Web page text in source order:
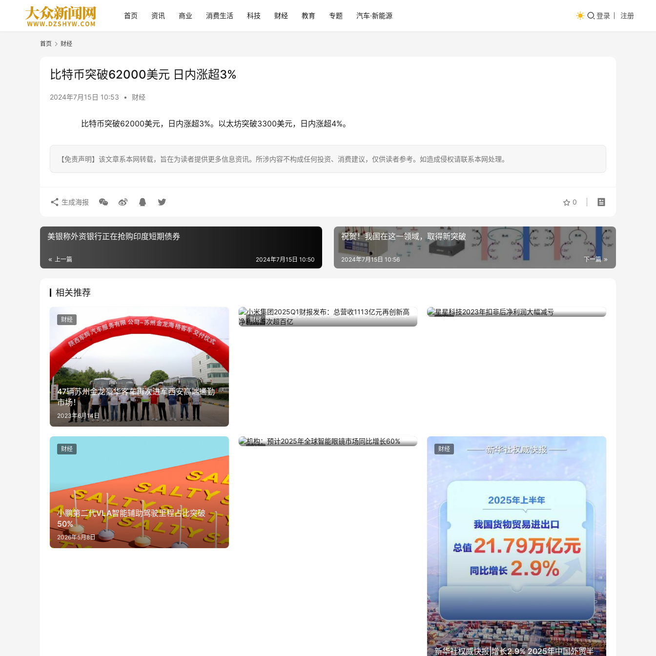
首页 资讯 商业 消费生活 科技 财经 教育 专题 汽车·新能源 登录 注册
首页 财经
比特币突破62000美元 日内涨超3%
2024年7月15日 10:53 • 财经
比特币突破62000美元，日内涨超3%。以太坊突破3300美元，日内涨超4%。
【免责声明】该文章系本网转载，旨在为读者提供更多信息资讯。所涉内容不构成任何投资、消费建议，仅供读者参考。如造成侵权请联系本网处理。
0
生成海报
美银称外资银行正在抢购印度短期债券
上一篇 2024年7月15日 10:50
祝贺！我国在这一领域，取得新突破
下一篇
2024年7月15日 10:56
相关推荐
47辆苏州金龙豪华客车再次进军西安高端通勤
市场！
2023年6月14日
财经
小米集团2025Q1财报发布：总营收1113亿元再
2025年5月27日
财经 星星科技2023年扣非后净利润大幅减亏
2024年1月30日
小鹏第二代VLA智能辅助驾驶里程占比突破
50%
2026年5月8日
财经
机构：预计2025年全球智能眼镜市场同比增长
2025年3月6日
新华社权威快报|增长2.9% 2025年中国外贸半
财经